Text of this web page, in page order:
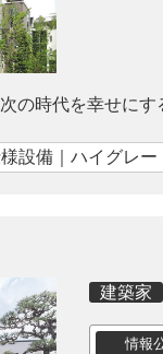
の時代を幸せに
設備｜ハイグレー
建築家
情報